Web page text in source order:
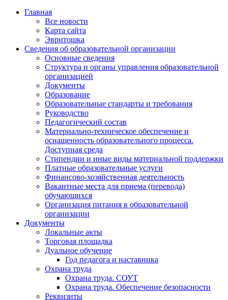
Главная
Все новости
Карта сайта
Эвритошка
Сведения об образовательной организации
Основные сведения
Структура и органы управления образовательной
организацией
Документы
Образование
Образовательные стандарты и требования
Руководство
Педагогический состав
Материально-техническое обеспечение и
оснащенность образовательного процесса.
Доступная среда
Стипендии и иные виды материальной поддержки
Платные образовательные услуги
Финансово-хозяйственная деятельность
Вакантные места для приема (перевода)
обучающихся
Организация питания в образовательной
организации
Документы
Локальные акты
Торговая площадка
Дуальное обучение
Год педагога и наставника
Охрана труда
Охрана труда. СОУТ
Охрана труда. Обеспечение безопасности
Реквизиты